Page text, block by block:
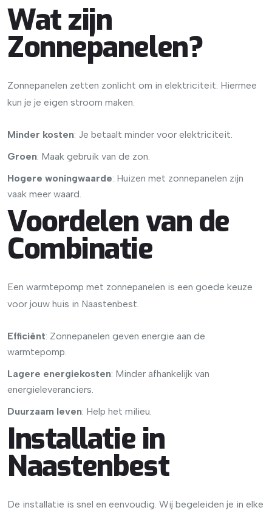
Wat zijn
Zonnepanelen?
Zonnepanelen zetten zonlicht om in elektriciteit. Hiermee
kun je je eigen stroom maken.
Minder kosten: Je betaalt minder voor elektriciteit.
Groen: Maak gebruik van de zon.
Hogere woningwaarde: Huizen met zonnepanelen zijn
vaak meer waard.
Voordelen van de
Combinatie
Een warmtepomp met zonnepanelen is een goede keuze
voor jouw huis in Naastenbest.
Efficiënt: Zonnepanelen geven energie aan de
warmtepomp.
Lagere energiekosten: Minder afhankelijk van
energieleveranciers.
Duurzaam leven: Help het milieu.
Installatie in
Naastenbest
De installatie is snel en eenvoudig. Wij begeleiden je in elke